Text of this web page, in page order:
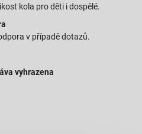
kola pro děti i dospělé.
v případě dotazů.
vyhrazena